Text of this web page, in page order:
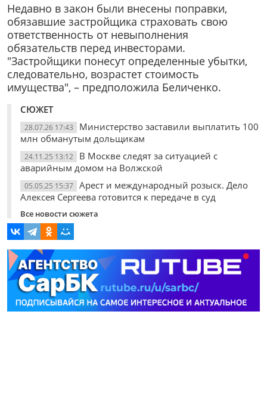
Недавно в закон были внесены поправки,
обязавшие застройщика страховать свою
ответственность от невыполнения
обязательств перед инвесторами.
"Застройщики понесут определенные убытки,
следовательно, возрастет стоимость
имущества", – предположила Беличенко.
СЮЖЕТ
28.07.26 17:43
Министерство заставили выплатить 100
млн обманутым дольщикам
24.11.25 13:12
В Москве следят за ситуацией с
аварийным домом на Волжской
05.05.25 15:37
Арест и международный розыск. Дело
Алексея Сергеева готовится к передаче в суд
Все новости сюжета